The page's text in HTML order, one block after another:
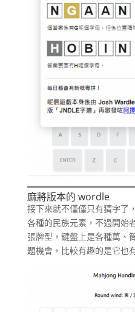
麻將版本的 wordle
接下來就不僅僅只有猜字了
各種的民族元素，不過開始
張牌型，鍵盤上是各種萬、
題機會，比較有趣的是它也